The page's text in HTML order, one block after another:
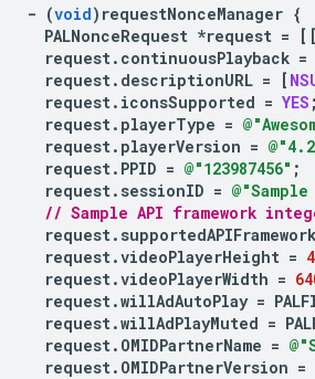
- (void) requestNonceManager {
PALNonceRequest *request = [[
request. continuousPlayback =
request. descriptionURL = [
request. iconsSupported = YES ;
request. playerType =
request. playerVersion =
request. PPID = @"123987456" ;
request. sessionID =
// Sample API framework
request.
request.videoPlayerHeight =
request.videoPlayerWidth =
request.willAdAutoPlay =
request.willAdPlayMuted =
request. OMIDPartnerName =
request. OMIDPartnerVersion =